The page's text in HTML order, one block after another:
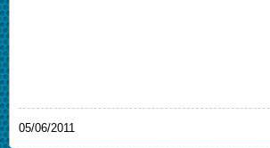
05/06/2011